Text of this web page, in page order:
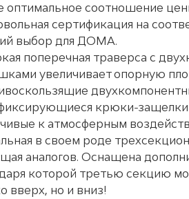
оптимальное соотношение
сертификация на
выбор для ДОМА.
поперечная траверса с
увеличивает опорную
крюки-защелки
к атмосферным
в своем роде
аналогов. Оснащена
которой третью секцию
вверх, но и вниз!